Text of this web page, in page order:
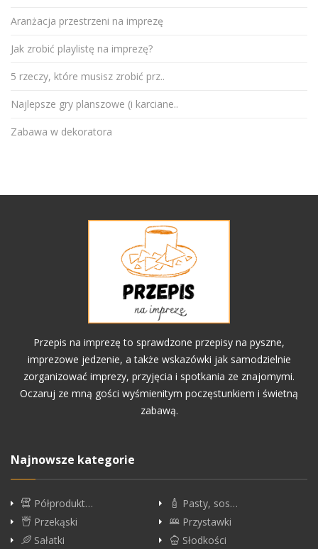
Aranżacja przestrzeni na imprezę
Jak zrobić playlistę na imprezę?
5 rzeczy, które musisz zrobić prz..
Najlepsze gry planszowe (i karciane..
Zabawa w dekoratora
Przepis na imprezę to sprawdzone przepisy na pyszne,
imprezowe jedzenie, a także wskazówki jak samodzielnie
zorganizować imprezy, przyjęcia i spotkania ze znajomymi.
Oczaruj ze mną gości wyśmienitym poczęstunkiem i świetną
zabawą.
Najnowsze kategorie
Półprodukt…
Pasty, sos…
Przekąski
Przystawki
Sałatki
Słodkości